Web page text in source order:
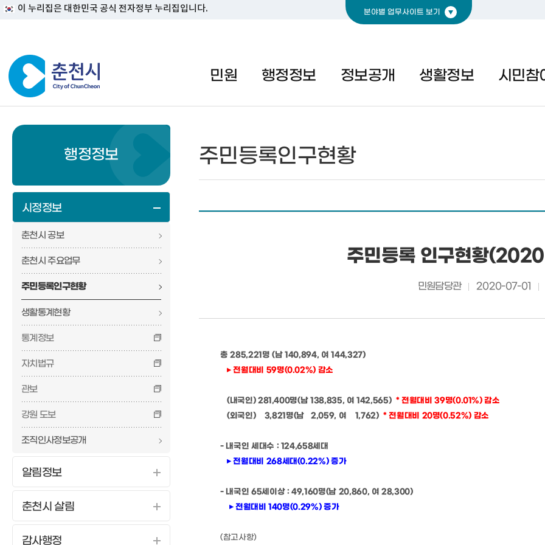
분야별 업무사이트 보기
이 누리집은 대한민국 공식 전자정부 누리집입니다.
민원 행정정보 정보공개 생활정보 시민참
행정정보
시정정보
춘천시 공보
춘천시 주요업무
주민등록인구현황
생활통계현황
통계정보
자치법규
관보
강원 도보
조직인사정보공개
알림정보
춘천시 살림
감사행정
주민등록인구현황
주민등록 인구현황
민원담당관 2020-07-01
총 285,221명 (남 140,894, 여 144,327)
▸ 전월대비 59명(0.02%) 감소
(내국인) 281,400명(남 138,835, 여 142,565) * 전월대비 39명(0.01%) 감소
(외국인) 3,821명(남 2,059, 여 1,762) * 전월대비 20명(0.52%) 감소
- 내국인 세대수 : 124,658세대
▸ 전월대비 268세대(0.22%) 증가
- 내국인 65세이상 : 49,160명(남 20,860, 여 28,300)
▸ 전월대비 140명(0.29%) 증가
(참고사항)